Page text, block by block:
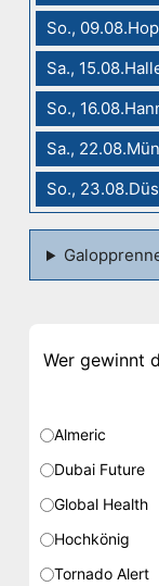
So.,
Sa.,
So.,
Sa.,
So.,
Wer gewinnt
Almeric
Dubai Future
Global Health
Hochkönig
Tornado Alert